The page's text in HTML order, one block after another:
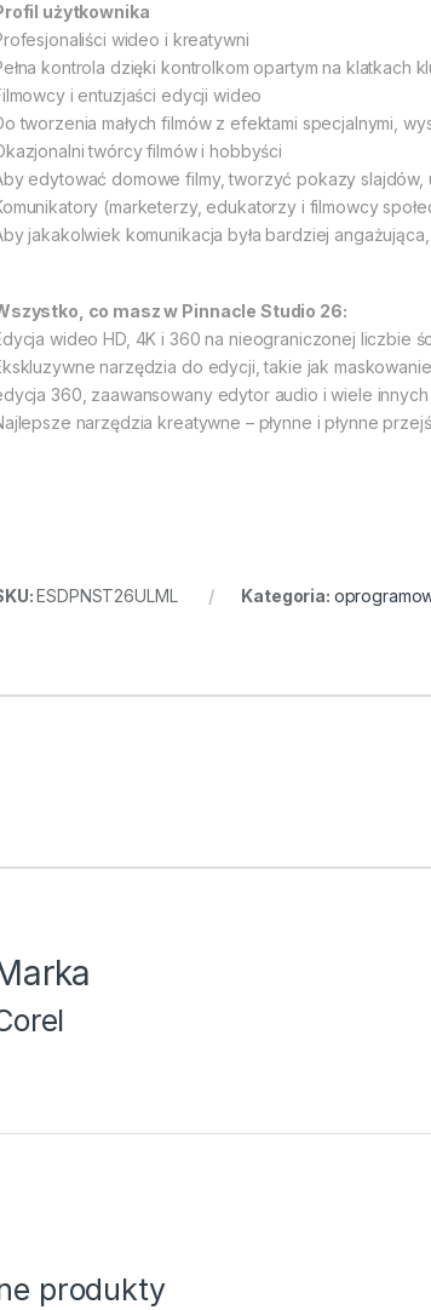
użytkownika
wideo i kreatywni
kontrola dzięki kontrolkom opartym na klatkach
i entuzjaści edycji wideo
tworzenia małych filmów z efektami specjalnymi,
twórcy filmów i hobbyści
edytować domowe filmy, tworzyć pokazy slajdów,
(marketerzy, edukatorzy i filmowcy
jakakolwiek komunikacja była bardziej
co masz w Pinnacle Studio 26:
wideo HD, 4K i 360 na nieograniczonej liczbie
narzędzia do edycji, takie jak
360, zaawansowany edytor audio i wiele innych
narzędzia kreatywne – płynne i płynne
ESDPNST26ULML Kategoria:
produkty